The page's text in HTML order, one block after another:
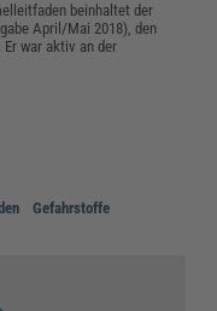
beinhaltet der
April/Mai 2018), den
war aktiv an der
Gefahrstoffe